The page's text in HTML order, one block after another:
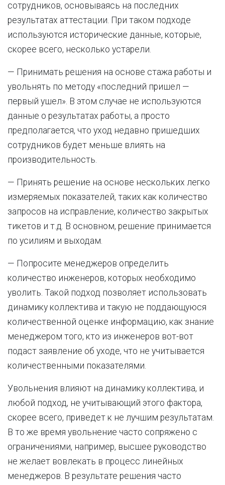
сотрудников, основываясь на последних
результатах аттестации. При таком подходе
используются исторические данные, которые,
скорее всего, несколько устарели.
— Принимать решения на основе стажа работы и
увольнять по методу «последний пришел —
первый ушел». В этом случае не используются
данные о результатах работы, а просто
предполагается, что уход недавно пришедших
сотрудников будет меньше влиять на
производительность.
— Принять решение на основе нескольких легко
измеряемых показателей, таких как количество
запросов на исправление, количество закрытых
тикетов и т.д. В основном, решение принимается
по усилиям и выходам.
— Попросите менеджеров определить
количество инженеров, которых необходимо
уволить. Такой подход позволяет использовать
динамику коллектива и такую не поддающуюся
количественной оценке информацию, как знание
менеджером того, кто из инженеров вот-вот
подаст заявление об уходе, что не учитывается
количественными показателями.
Увольнения влияют на динамику коллектива, и
любой подход, не учитывающий этого фактора,
скорее всего, приведет к не лучшим результатам.
В то же время увольнение часто сопряжено с
ограничениями, например, высшее руководство
не желает вовлекать в процесс линейных
менеджеров. В результате решения часто